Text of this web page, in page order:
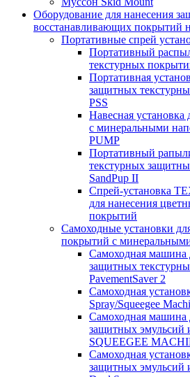
Оборудование для нанесения
восстанавливающих покрытий
Портативные спрей
Портативный
текстурных
Портативная
защитных
PSS
Навесная
с минеральными
PUMP
Портативный
текстурных
SandPup II
Спрей-установка
для нанесения
покрытий
Самоходные установки
покрытий с
Самоходная машина
защитных
PavementSaver 2
Самоходная
Spray/Squeegee
Самоходная машина
защитных эмульсий
SQUEEGEE
Самоходная
защитных эмульсий